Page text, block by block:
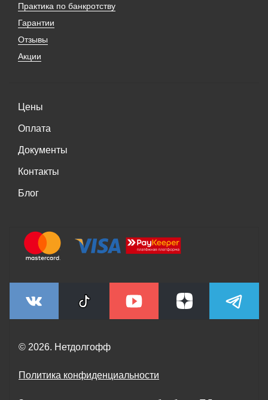
Практика по банкротству
Гарантии
Отзывы
Акции
Цены
Оплата
Документы
Контакты
Блог
© 2026. Нетдолгофф
Политика конфиденциальности